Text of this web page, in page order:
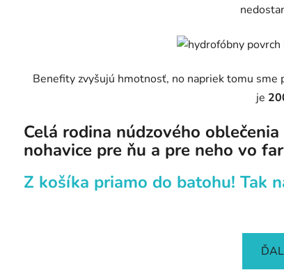
Benefity zvyšujú hmotnosť, no napriek tomu sme
je
Celá rodina núdzového
nohavice pre ňu a pre neho vo
Z košíka priamo do batohu! Tak